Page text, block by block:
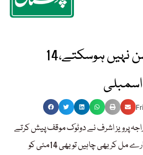
14مئی کو الیکشن نہیں ہوسکتے،
پرویز اشرف نے دوٹوک موقف پیش کرتے
ہوئے کہا ہے کہ اگر سارے مل کر بھی چاہیں تو بھی 14مئی کو